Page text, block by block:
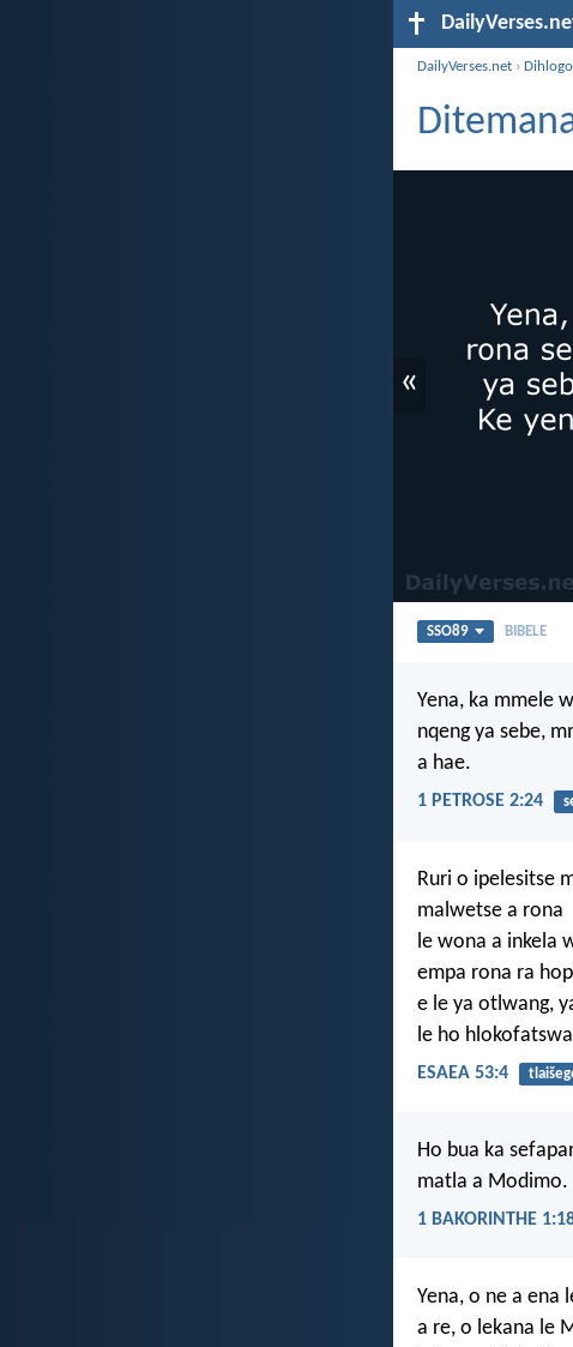
DailyVerses.net ›
«
SSO89 BIBELE
Yena, ka mmele
nqeng ya sebe,
a hae.
1 PETROSE 2:24
Ruri o ipelesitse
malwetse a rona
le wona a inkela
empa rona ra
e le ya otlwang,
le ho
ESAEA 53:4
Ho bua ka
matla a Modimo.
1 BAKORINTHE
Yena, o ne a ena
a re, o lekana le